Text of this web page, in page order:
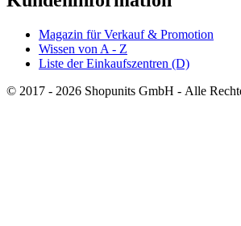
Magazin für Verkauf & Promotion
Wissen von A - Z
Liste der Einkaufszentren (D)
© 2017 - 2026 Shopunits GmbH - Alle